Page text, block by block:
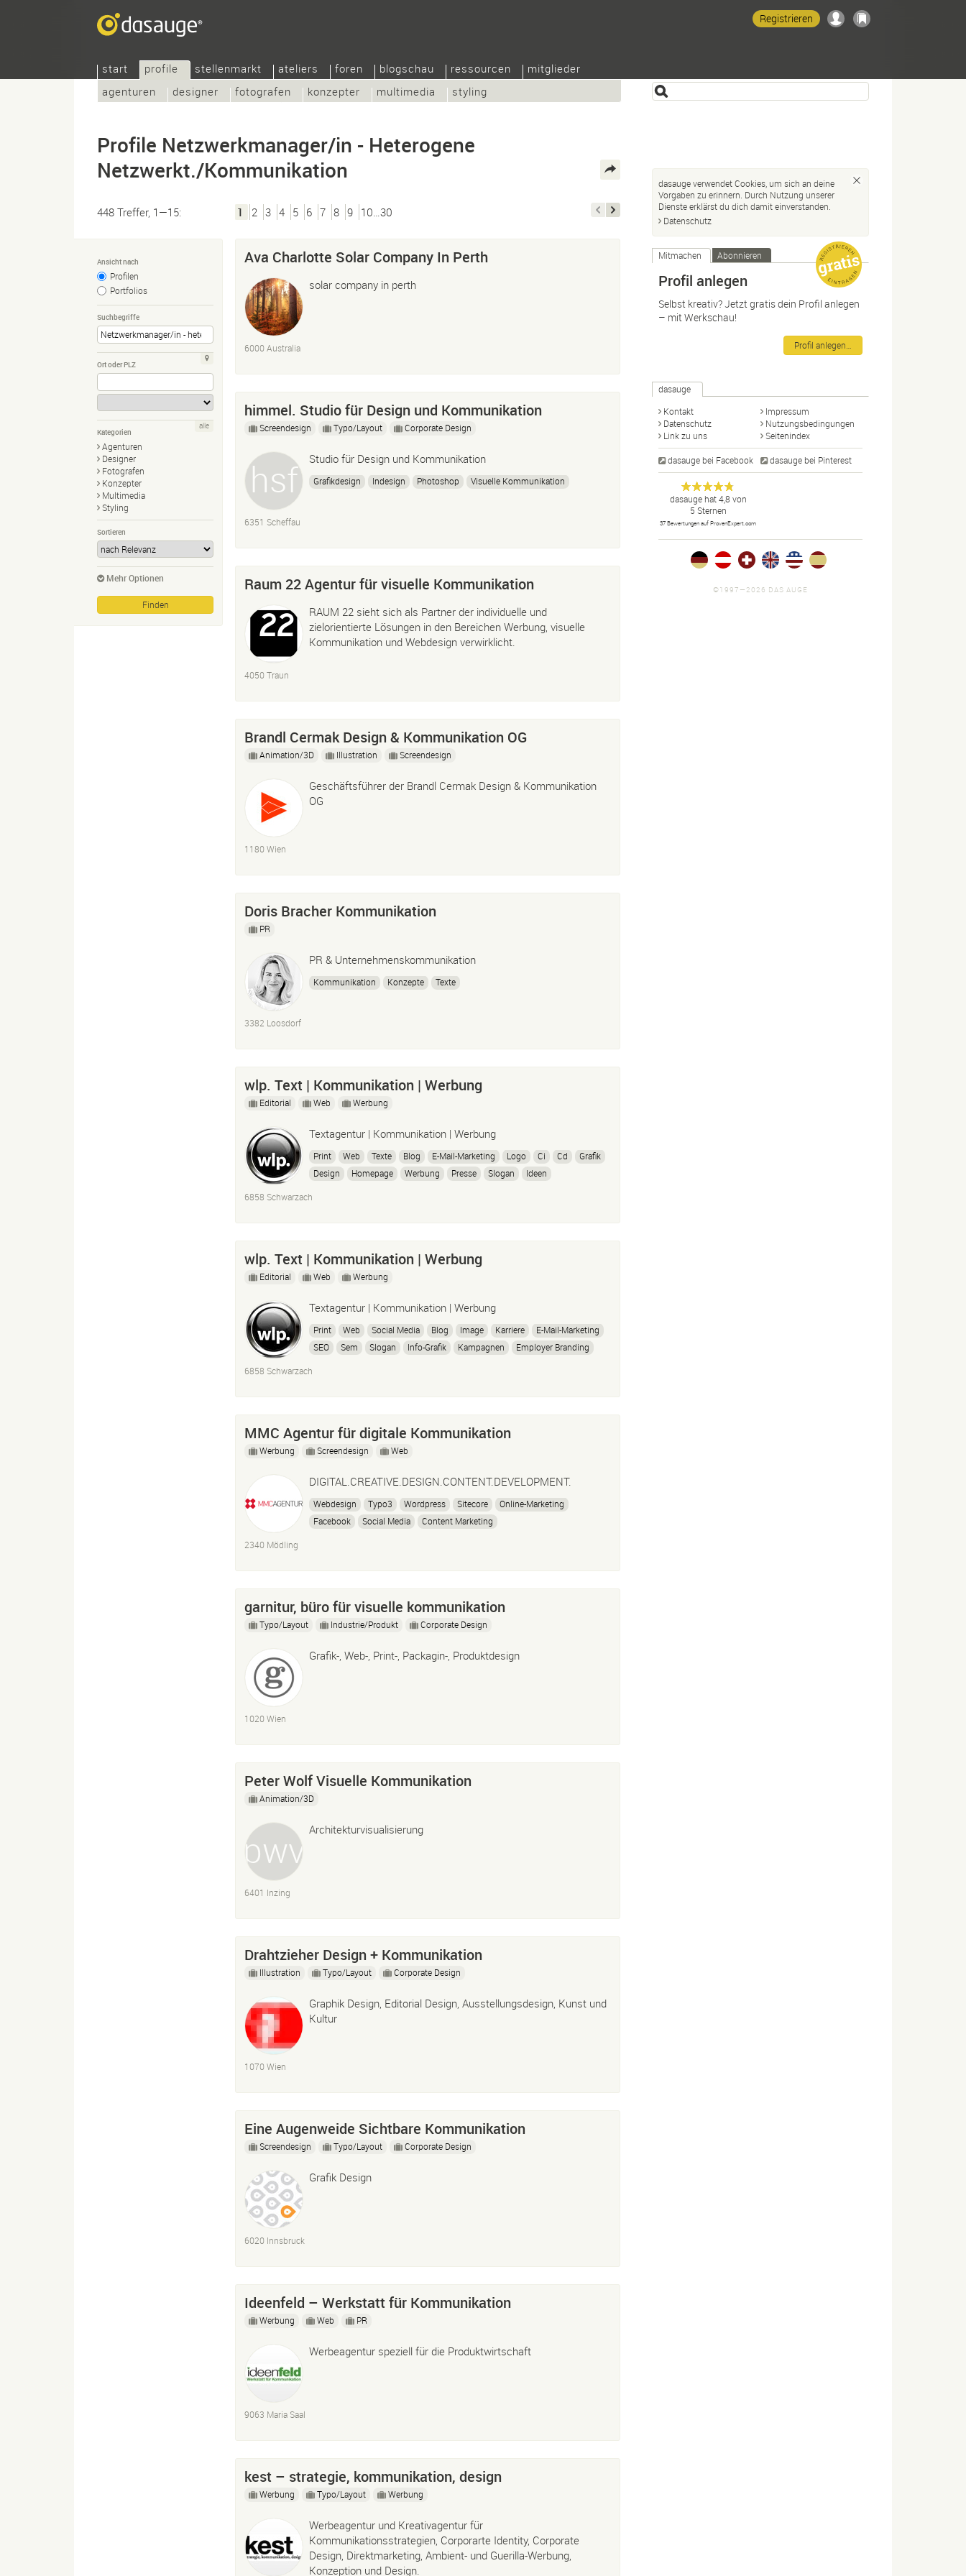
start
profile
agenturen
designer fotografen konzepter multimedia styling
stellenmarkt ateliers foren blogschau ressourcen mitglieder
Registrieren
Profile Netzwerkmanager/in - Heterogene
Netzwerkt./Kommunikation
448 Treffer, 1—15: 1 2 3 4 5 6 7 8 9 10…30
Ansicht nach
Profilen
Portfolios
Suchbegriffe
Ort oder PLZ
Kategorien
Agenturen
Designer
Fotografen
Konzepter
Multimedia
Styling
alle
Sortieren
Mehr Optionen
Ava Charlotte Solar Company In Perth
solar company in perth
6000 Australia
himmel. Studio für Design und Kommunikation
Screendesign Typo/Layout Corporate Design
Studio für Design und Kommunikation
Grafikdesign Indesign Photoshop Visuelle Kommunikation
6351 Scheffau
Raum 22 Agentur für visuelle Kommunikation
RAUM 22 sieht sich als Partner der individuelle und
zielorientierte Lösungen in den Bereichen Werbung, visuelle
Kommunikation und Webdesign verwirklicht.
4050 Traun
Brandl Cermak Design & Kommunikation OG
Animation/3D Illustration Screendesign
Geschäftsführer der Brandl Cermak Design & Kommunikation
OG
1180 Wien
Doris Bracher Kommunikation
PR
PR & Unternehmenskommunikation
Kommunikation Konzepte Texte
3382 Loosdorf
wlp. Text | Kommunikation | Werbung
Editorial Web Werbung
Textagentur | Kommunikation | Werbung
Print Web Texte Blog E-Mail-Marketing Logo Ci Cd
Grafik
Design
Homepage Werbung Presse Slogan Ideen
6858 Schwarzach
wlp. Text | Kommunikation | Werbung
Editorial Web Werbung
Textagentur | Kommunikation | Werbung
Print Web Social Media Blog Image Karriere
E-Mail-Marketing
SEO
Sem Slogan Info-Grafik Kampagnen
Employer Branding
6858 Schwarzach
MMC Agentur für digitale Kommunikation
Werbung Screendesign Web
DIGITAL.CREATIVE.DESIGN.CONTENT.DEVELOPMENT.
Webdesign Typo3 Wordpress Sitecore
Online-Marketing
Facebook
Social Media
Content Marketing
2340 Mödling
garnitur, büro für visuelle kommunikation
Typo/Layout Industrie/Produkt Corporate Design
Grafik-, Web-, Print-, Packagin-, Produktdesign
1020 Wien
Peter Wolf Visuelle Kommunikation
Animation/3D
Architekturvisualisierung
6401 Inzing
Drahtzieher Design + Kommunikation
Illustration Typo/Layout Corporate Design
Graphik Design, Editorial Design, Ausstellungsdesign, Kunst und
Kultur
1070 Wien
Eine Augenweide Sichtbare Kommunikation
Screendesign Typo/Layout Corporate Design
Grafik Design
6020 Innsbruck
Ideenfeld – Werkstatt für Kommunikation
Werbung Web PR
Werbeagentur speziell für die Produktwirtschaft
9063 Maria Saal
kest – strategie, kommunikation, design
Werbung Typo/Layout Werbung
Werbeagentur und Kreativagentur für
Kommunikationsstrategien, Corporarte Identity, Corporate
Design, Direktmarketing, Ambient- und Guerilla-Werbung,
Konzeption und Design.
dasauge verwendet Cookies, um sich an deine
Vorgaben zu erinnern. Durch Nutzung unserer
Dienste erklärst du dich damit einverstanden.
Datenschutz
Mitmachen Abonnieren
Profil anlegen
Selbst kreativ? Jetzt gratis dein Profil anlegen
– mit Werkschau!
Profil anlegen…
dasauge
Kontakt
Impressum
Datenschutz
Nutzungsbedingungen
Link zu uns
Seitenindex
dasauge bei Facebook dasauge bei Pinterest
dasauge
Designer,
Fotografen,
Agenturen,
Portfolios
und Jobs.
Anonym
dasaugehat4,8 von
5 Sternen
37 Bewertungen auf ProvenExpert.com
©1997—2026 DAS AUGE